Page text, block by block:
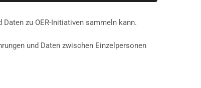
zu OER-Initiativen sammeln kann.
und Daten zwischen Einzelpersonen